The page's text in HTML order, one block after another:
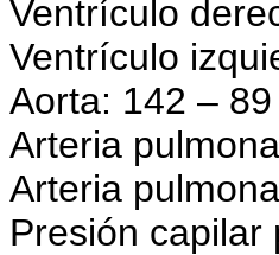
Ventrículo
Ventrículo
Aorta: 142 –
Arteria
Arteria
Presión capilar